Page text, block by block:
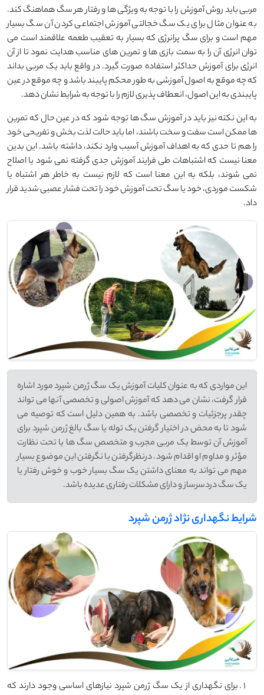
مربی باید روش آموزش را با توجه به ویژگی ها و رفتار هر سگ هماهنگ کند.
به عنوان مثال برای یک سگ خجالتی آموزش اجتماعی کردن آن سگ بسیار
مهم است و برای سگ پرانرژی که بسیار به تعقیب طعمه علاقمند است می
توان انرژی آن را به سمت بازی ها و تمرین های مناسب هدایت نمود تا از آن
انرژی برای آموزش حداکثر استفاده صورت گیرد. در واقع باید یک مربی بداند
که چه موقع به اصول آموزشی به طور محکم پایبند باشد و چه موقع در عین
پایبندی به این اصول، انعطاف پذیری لازم را با توجه به شرایط نشان دهد.
به این نکته نیز باید در آموزش سگ ها توجه شود که در عین حال که تمرین
ها ممکن است سفت و سخت باشند، اما باید حالت لذت بخش و تفریحی خود
را هم تا حدی که به اهداف آموزش آسیب وارد نکند، داشته باشد. این بدین
معنا نیست که اشتباهات طی فرایند آموزش جدی گرفته نمی شود یا اصلاح
نمی شوند، بلکه به این معنا است که لازم نیست به خاطر هر اشتباه یا
شکست موردی، خود یا سگ تحت آموزش خود را تحت فشار عصبی شدید قرار
داد.
این مواردی که به عنوان کلیات آموزش یک سگ ژرمن شپرد مورد اشاره
قرار گرفت، نشان می دهد که آموزش اصولی و تخصصی آنها می تواند
چقدر پرجزئیات و تخصصی باشد. به همین دلیل است که توصیه می
شود تا به محض در اختیار گرفتن یک توله یا سگ بالغ ژرمن شپرد برای
آموزش آن توسط یک مربی مجرب و متخصص سگ ها یا تحت نظارت
مؤثر و مداوم او اقدام شود. درنظرگرفتن یا نگرفتن این موضوع بسیار
مهم می تواند به معنای داشتن یک سگ بسیار خوب و خوش رفتار یا
یک سگ دردسرساز و دارای مشکلات رفتاری عدیده باشد.
شرایط نگهداری نژاد ژرمن شپرد
برای نگهداری از یک سگ ژرمن شپرد نیازهای اساسی وجود دارند که